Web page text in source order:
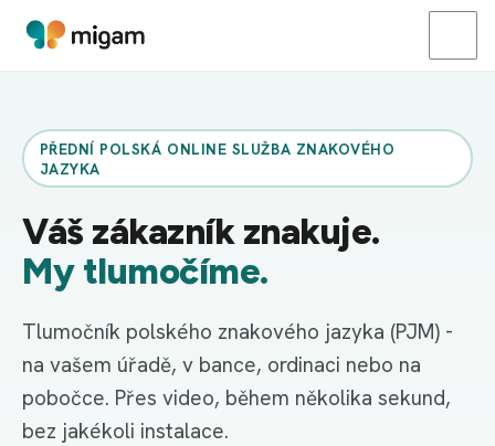
PŘEDNÍ POLSKÁ ONLINE SLUŽBA ZNAKOVÉHO
JAZYKA
Váš zákazník znakuje.
My tlumočíme.
Tlumočník polského znakového jazyka (PJM) -
na vašem úřadě, v bance, ordinaci nebo na
pobočce. Přes video, během několika sekund,
bez jakékoli instalace.